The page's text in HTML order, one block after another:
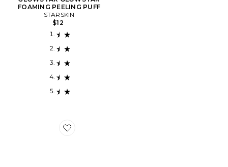
FOAMING PEELING PUFF
STARSKIN
$12
Favorite LOT DE MASQUES VISAGE FACE MASK